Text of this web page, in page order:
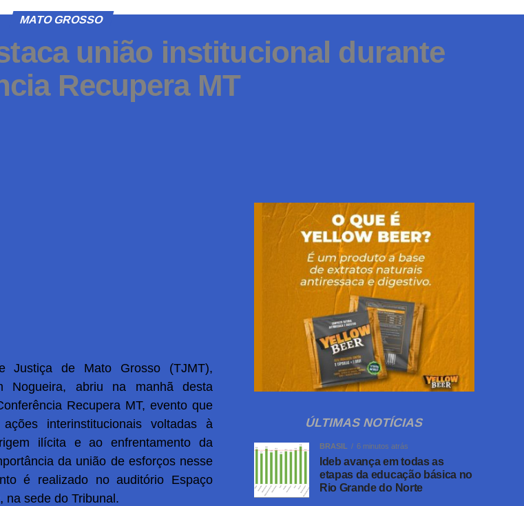
MATO GROSSO
união institucional durante
Recupera MT
Justiça de Mato Grosso (TJMT),
Nogueira, abriu na manhã desta
Recupera MT, evento que
interinstitucionais voltadas à
ilícita e ao enfrentamento da
da união de esforços nesse
é realizado no auditório Espaço
, na sede do Tribunal.
ÚLTIMAS NOTÍCIAS
BRASIL 6 minutos atrás
Ideb avança em todas as
etapas da educação básica no
Rio Grande do Norte